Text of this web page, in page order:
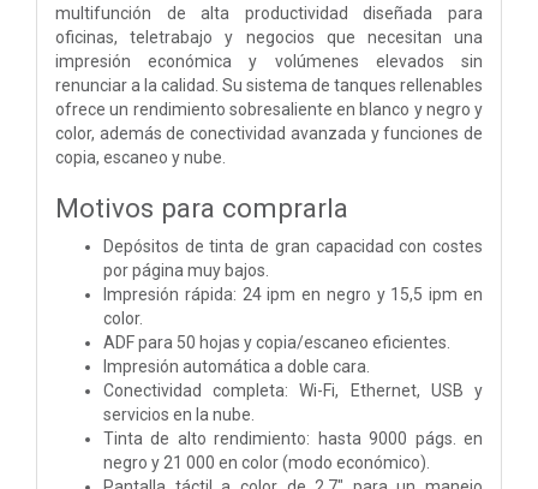
multifunción de alta productividad diseñada para
oficinas, teletrabajo y negocios que necesitan una
impresión económica y volúmenes elevados sin
renunciar a la calidad. Su sistema de tanques rellenables
ofrece un rendimiento sobresaliente en blanco y negro y
color, además de conectividad avanzada y funciones de
copia, escaneo y nube.
Motivos para comprarla
Depósitos de tinta de gran capacidad con costes
por página muy bajos.
Impresión rápida: 24 ipm en negro y 15,5 ipm en
color.
ADF para 50 hojas y copia/escaneo eficientes.
Impresión automática a doble cara.
Conectividad completa: Wi-Fi, Ethernet, USB y
servicios en la nube.
Tinta de alto rendimiento: hasta 9000 págs. en
negro y 21 000 en color (modo económico).